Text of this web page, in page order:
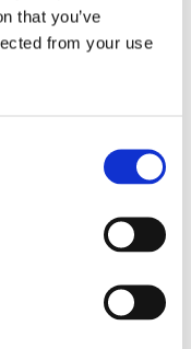
that you’ve
from your use
5